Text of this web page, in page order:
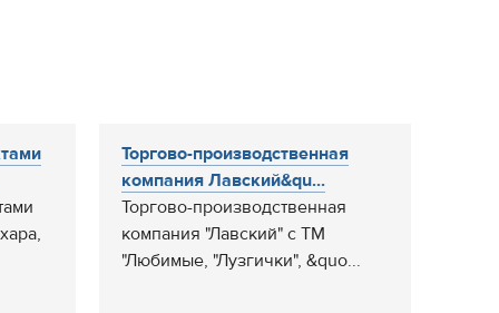
Торгово-производственная
компания Лавский&qu...
Торгово-производственная
компания "Лавский" с ТМ
"Любимые, "Лузгички", &quo...